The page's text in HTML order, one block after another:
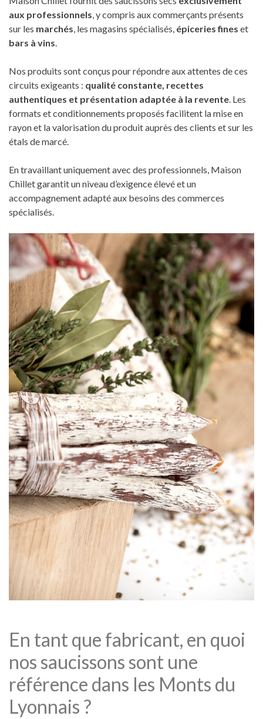
aux professionnels , y compris aux commerçants présents
sur les marchés , les magasins spécialisés, épiceries fines et
bars à vins
Nos produits sont conçus pour répondre aux attentes de ces
circuits exigeants : qualité constante, recettes
authentiques et présentation adaptée à la revente . Les
formats et conditionnements proposés facilitent la mise en
rayon et la valorisation du produit auprès des clients et sur les
étals de marcé.
En travaillant uniquement avec des professionnels, Maison
Chillet garantit un niveau d’exigence élevé et un
accompagnement adapté aux besoins des commerces
spécialisés.
En tant que fabricant, en quoi
nos saucissons sont une
référence dans les Monts du
Lyonnais ?